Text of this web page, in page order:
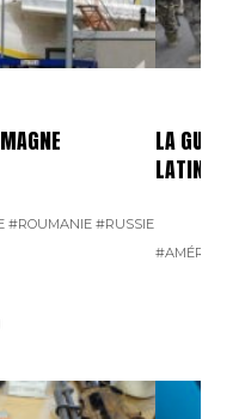
#ROUMANIE #RUSSIE
LA
LATINE